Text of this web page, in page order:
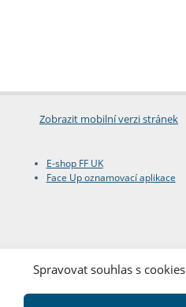
Spravovat souhlas s cookies
Zobrazit mobilní verzi stránek
E-shop FF UK
Face Up oznamovací aplikace